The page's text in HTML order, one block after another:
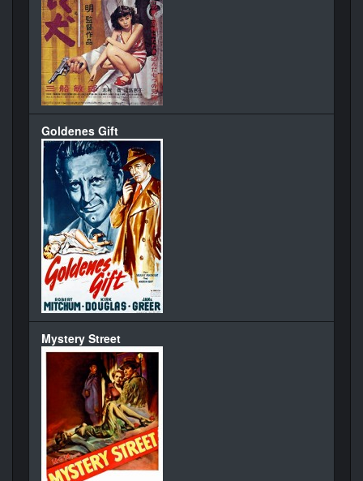
Goldenes Gift
Mystery Street